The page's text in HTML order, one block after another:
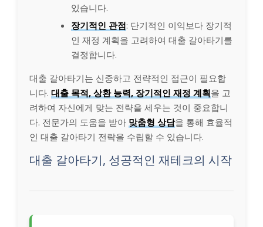
있습니다.
장기적인 관점: 단기적인 이익보다 장기적
인 재정 계획을 고려하여 대출 갈아타기를
결정합니다.
대출 갈아타기는 신중하고 전략적인 접근이 필요합
니다. 대출 목적, 상환 능력, 장기적인 재정 계획을 고
려하여 자신에게 맞는 전략을 세우는 것이 중요합니
다. 전문가의 도움을 받아 맞춤형 상담을 통해 효율적
인 대출 갈아타기 전략을 수립할 수 있습니다.
대출 갈아타기, 성공적인 재테크의 시작